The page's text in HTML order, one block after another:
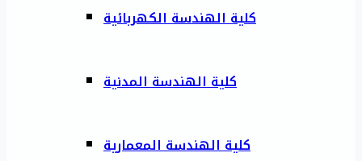
كلية الهندسة الكهربائية
كلية الهندسة المدنية
كلية الهندسة المعمارية